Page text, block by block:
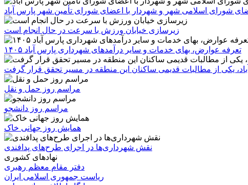
شورای اسلامی شهر و شهردار با اعضای شورای تأمین شهر پارس آباد
زیرسازی خیابان ورزش با سرعت در حال انجام است
تعرفه عوارض، بهای خدمات و سایر درآمدهای شهرداری پارس آباد ۱۴۰۵
یکی از مطالبات قدیمی ساکنان این منطقه در مسیر تحقق قرار گرفت
مراسم روز حمل و نقل
مراسم روز دانشجو
همایش روز جهانی خاک
نقش شهرداری‌ها در اجرای طرح‌های پدافندی
نهادهای کشوری
دفتر مقام معظم رهبری
ریاست جمهوری اسلامی ایران